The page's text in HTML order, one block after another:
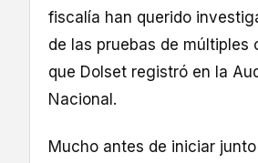
fiscalía han querido
de las pruebas de múltiples
que Dolset registró en la
Nacional.
Mucho antes de iniciar